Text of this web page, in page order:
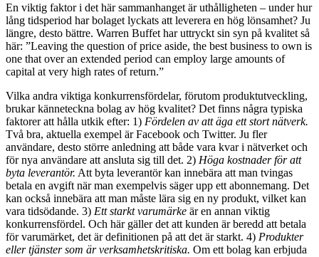
En viktig faktor i det här sammanhanget är uthålligheten – under hur
lång tidsperiod har bolaget lyckats att leverera en hög lönsamhet? Ju
längre, desto bättre. Warren Buffet har uttryckt sin syn på kvalitet så
här: ”Leaving the question of price aside, the best business to own is
one that over an extended period can employ large amounts of
capital at very high rates of return.”
Vilka andra viktiga konkurrensfördelar, förutom produktutveckling,
brukar känneteckna bolag av hög kvalitet? Det finns några typiska
faktorer att hålla utkik efter: 1) Fördelen av att äga ett stort nätverk.
Två bra, aktuella exempel är Facebook och Twitter. Ju fler
användare, desto större anledning att både vara kvar i nätverket och
för nya användare att ansluta sig till det. 2) Höga kostnader för att
byta leverantör. Att byta leverantör kan innebära att man tvingas
betala en avgift när man exempelvis säger upp ett abonnemang. Det
kan också innebära att man måste lära sig en ny produkt, vilket kan
vara tidsödande. 3) Ett starkt varumärke är en annan viktig
konkurrensfördel. Och här gäller det att kunden är beredd att betala
för varumärket, det är definitionen på att det är starkt. 4) Produkter
eller tjänster som är verksamhetskritiska. Om ett bolag kan erbjuda